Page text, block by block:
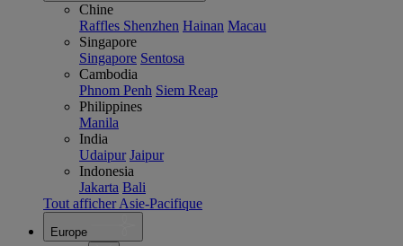
Chine
Raffles Shenzhen Hainan Macau
Singapore
Singapore Sentosa
Cambodia
Phnom Penh Siem Reap
Philippines
Manila
India
Udaipur Jaipur
Indonesia
Jakarta Bali
Tout afficher Asie-Pacifique
Europe